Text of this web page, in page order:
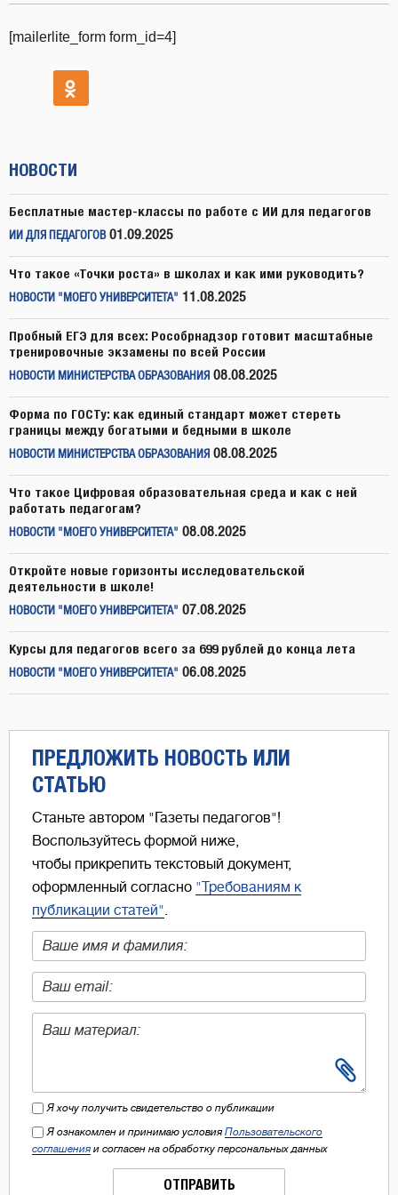
[mailerlite_form form_id=4]
НОВОСТИ
Бесплатные мастер-классы по работе с ИИ для педагогов
ИИ ДЛЯ ПЕДАГОГОВ 01.09.2025
Что такое «Точки роста» в школах и как ими руководить?
НОВОСТИ "МОЕГО УНИВЕРСИТЕТА" 11.08.2025
Пробный ЕГЭ для всех: Рособрнадзор готовит масштабные
тренировочные экзамены по всей России
НОВОСТИ МИНИСТЕРСТВА ОБРАЗОВАНИЯ 08.08.2025
Форма по ГОСТу: как единый стандарт может стереть
границы между богатыми и бедными в школе
НОВОСТИ МИНИСТЕРСТВА ОБРАЗОВАНИЯ 08.08.2025
Что такое Цифровая образовательная среда и как с ней
работать педагогам?
НОВОСТИ "МОЕГО УНИВЕРСИТЕТА" 08.08.2025
Откройте новые горизонты исследовательской
деятельности в школе!
НОВОСТИ "МОЕГО УНИВЕРСИТЕТА" 07.08.2025
Курсы для педагогов всего за 699 рублей до конца лета
НОВОСТИ "МОЕГО УНИВЕРСИТЕТА" 06.08.2025
ПРЕДЛОЖИТЬ НОВОСТЬ ИЛИ
СТАТЬЮ
Станьте автором "Газеты педагогов"!
Воспользуйтесь формой ниже,
чтобы прикрепить текстовый документ,
оформленный согласно "Требованиям к
публикации статей".
Я хочу получить свидетельство о публикации
Я ознакомлен и принимаю условия Пользовательского
соглашения и согласен на обработку персональных данных
ОТПРАВИТЬ